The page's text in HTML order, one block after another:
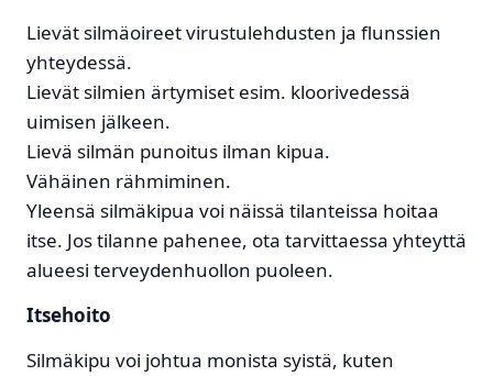
Lievät silmäoireet virustulehdusten ja flunssien
yhteydessä.
Lievät silmien ärtymiset esim. kloorivedessä
uimisen jälkeen.
Lievä silmän punoitus ilman kipua.
Vähäinen rähmiminen.
Yleensä silmäkipua voi näissä tilanteissa hoitaa
itse. Jos tilanne pahenee, ota tarvittaessa yhteyttä
alueesi terveydenhuollon puoleen.
Itsehoito
Silmäkipu voi johtua monista syistä, kuten